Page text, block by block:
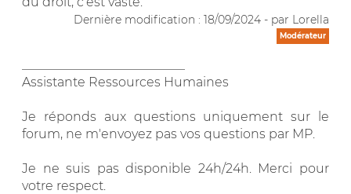
Dernière modification : 18/09/2024 - par Lorella
Modérateur
Assistante Ressources Humaines
Je réponds aux questions uniquement sur le
forum, ne m'envoyez pas vos questions par MP.
Je ne suis pas disponible 24h/24h. Merci pour
votre respect.